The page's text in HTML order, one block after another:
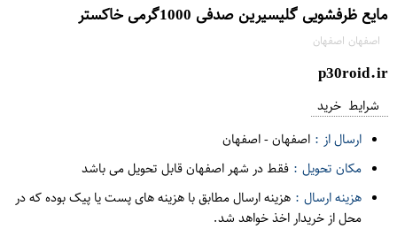
مایع ظرفشویی گلیسیرین صدفی 1000گرمی خاکستر
اصفهان اصفهان
p30roid.ir
شرایط خرید
ارسال از : اصفهان-اصفهان
مکان تحویل : فقط در شهر اصفهان قابل تحویل می باشد
هزینه ارسال : هزینه ارسال مطابق با هزینه های پست یا پیک بوده که در
محل از خریدار اخذ خواهد شد.